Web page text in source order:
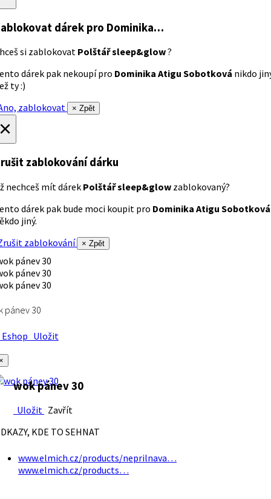
dárek pro Dominika…
si zablokovat Polštář sleep&glow?
dárek pak nekoupí pro Dominika Atigu Sobotková nikdo
ty :)
zablokovat
× Zpět
zablokování dárku
nechceš mít dárek Polštář sleep&glow zablokovaný?
dárek pak bude moci koupit pro Dominika Atigu Sobotková
jiný.
zablokování
× Zpět
pánev 30
Uložit
wok pánev 30
Uložit Zavřít
KDE TO SEHNAT
www.elmich.cz/products/neprilnava…
www.elmich.cz/products…